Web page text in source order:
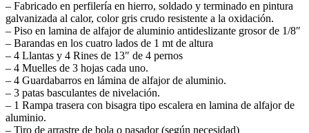
– Fabricado en perfilería en hierro, soldado y terminado en pintura
galvanizada al calor, color gris crudo resistente a la oxidación.
– Piso en lamina de alfajor de aluminio antideslizante grosor de 1/8″
– Barandas en los cuatro lados de 1 mt de altura
– 4 Llantas y 4 Rines de 13″ de 4 pernos
– 4 Muelles de 3 hojas cada uno.
– 4 Guardabarros en lámina de alfajor de aluminio.
– 3 patas basculantes de nivelación.
– 1 Rampa trasera con bisagra tipo escalera en lamina de alfajor de
aluminio.
– Tiro de arrastre de bola o pasador (según necesidad)